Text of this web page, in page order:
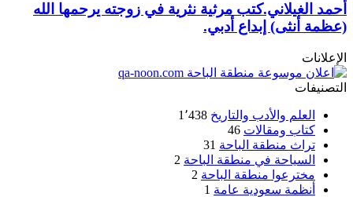
أحمد الغيلاني.كتب مرثية نثرية في زوجته يرحمها الله
(عظمة أنثى) إبداع أدبي.
الإعلانات
التصنيفات
العلم والأدب والتاريخ 1٬438
كتاب ومقالات 46
تراث منطقة الباحة 31
السياحة في منطقة الباحة 2
مخترعوا منطقة الباحة 2
أنظمة سعودية عامة 1